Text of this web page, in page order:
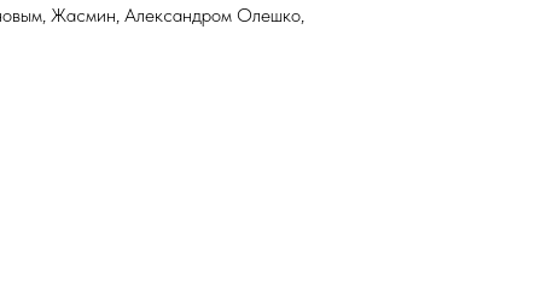
Жасмин, Александром Олешко,